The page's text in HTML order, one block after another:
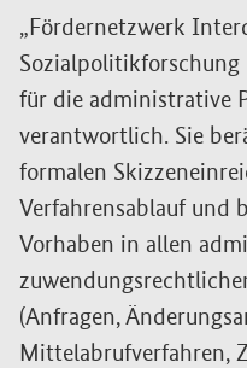
„Fördernetzwerk
für die administrative
verantwortlich. Sie
formalen
Verfahrensablauf und
Vorhaben in allen
(Anfragen,
Mittelabrufverfahren,